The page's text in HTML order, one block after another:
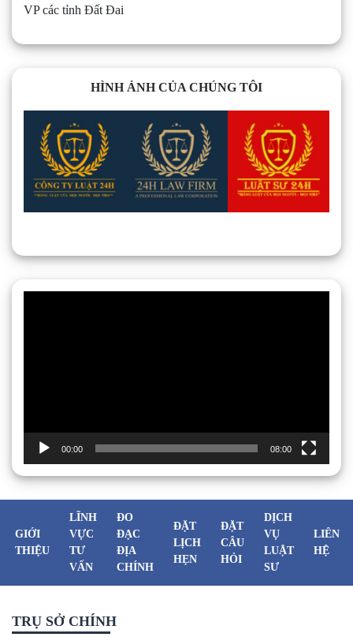
VP các tỉnh Đất Đai
HÌNH ẢNH CỦA CHÚNG TÔI
00:00 08:00
GIỚI
THIỆU
LĨNH
VỰC
TƯ
VẤN
ĐO
ĐẠC
ĐỊA
CHÍNH
ĐẶT
LỊCH
HẸN
ĐẶT
CÂU
HỎI
DỊCH
VỤ
LUẬT
SƯ
LIÊN
HỆ
TRỤ SỞ CHÍNH